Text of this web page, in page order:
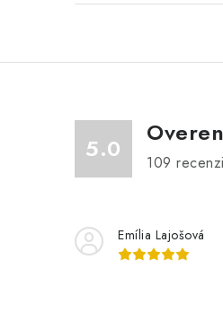
5.0 109
Emília Lajošová